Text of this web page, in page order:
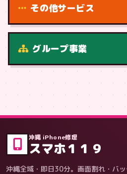
症状・内容から
その他サービス
グループ事業
沖縄 iPhone修理
スマホ１１９
沖縄全域・即日30分。画面割れ・バ